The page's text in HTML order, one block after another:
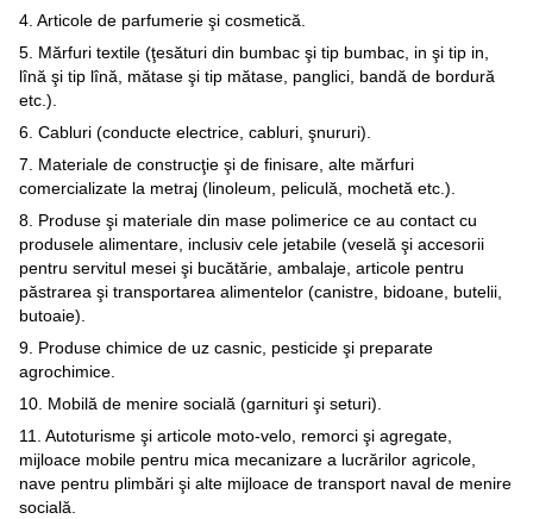
4. Articole de parfumerie şi cosmetică.
5. Mărfuri textile (ţesături din bumbac şi tip bumbac, in şi tip in,
lînă şi tip lînă, mătase şi tip mătase, panglici, bandă de bordură
etc.).
6. Cabluri (conducte electrice, cabluri, şnururi).
7. Materiale de construcţie şi de finisare, alte mărfuri
comercializate la metraj (linoleum, peliculă, mochetă etc.).
8. Produse şi materiale din mase polimerice ce au contact cu
produsele alimentare, inclusiv cele jetabile (veselă şi accesorii
pentru servitul mesei şi bucătărie, ambalaje, articole pentru
păstrarea şi transportarea alimentelor (canistre, bidoane, butelii,
butoaie).
9. Produse chimice de uz casnic, pesticide şi preparate
agrochimice.
10. Mobilă de menire socială (garnituri şi seturi).
11. Autoturisme şi articole moto-velo, remorci şi agregate,
mijloace mobile pentru mica mecanizare a lucrărilor agricole,
nave pentru plimbări şi alte mijloace de transport naval de menire
socială.